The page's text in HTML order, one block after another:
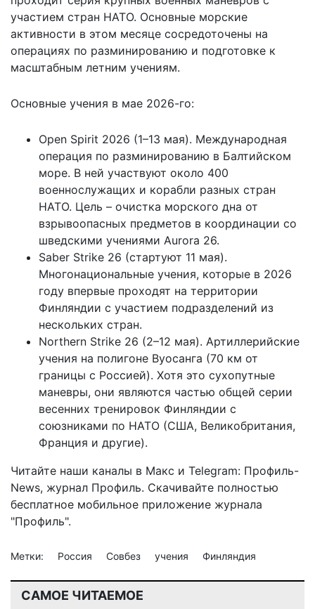
участием стран НАТО. Основные морские
активности в этом месяце сосредоточены на
операциях по разминированию и подготовке к
масштабным летним учениям.
Основные учения в мае 2026-го:
Open Spirit 2026 (1–13 мая). Международная
операция по разминированию в Балтийском
море. В ней участвуют около 400
военнослужащих и корабли разных стран
НАТО. Цель – очистка морского дна от
взрывоопасных предметов в координации со
шведскими учениями Aurora 26.
Saber Strike 26 (стартуют 11 мая).
Многонациональные учения, которые в 2026
году впервые проходят на территории
Финляндии с участием подразделений из
нескольких стран.
Northern Strike 26 (2–12 мая). Артиллерийские
учения на полигоне Вуосанга (70 км от
границы с Россией). Хотя это сухопутные
маневры, они являются частью общей серии
весенних тренировок Финляндии с
союзниками по НАТО (США, Великобритания,
Франция и другие).
Читайте наши каналы в Макс и Telegram: Профиль-
News, журнал Профиль. Скачивайте полностью
бесплатное мобильное приложение журнала
"Профиль".
Метки: Россия Совбез учения Финляндия
САМОЕ ЧИТАЕМОЕ